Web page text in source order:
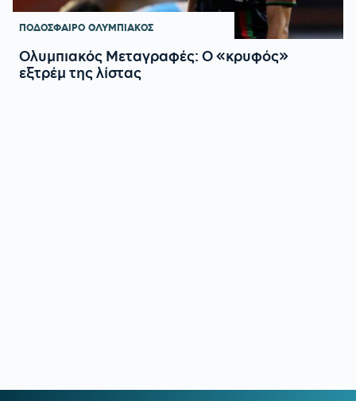
ΠΟΔΟΣΦΑΙΡΟ ΟΛΥΜΠΙΑΚΟΣ
Ολυμπιακός Μεταγραφές: Ο «κρυφός»
εξτρέμ της λίστας